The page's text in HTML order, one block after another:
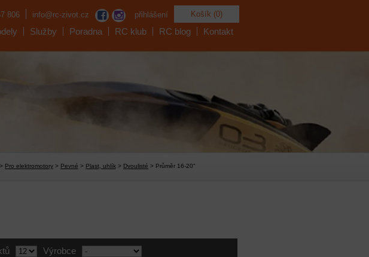
Košík (0)
přihlášení
806 info@rc-zivot.cz
Služby Poradna RC klub RC blog Kontakt
> Pro elektromotory > Pevné > Plast, uhlík > Dvoulisté > Průměr 16-20"
Výrobce